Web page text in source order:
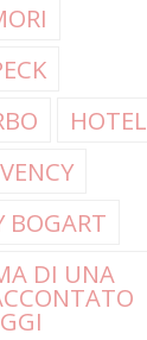
HOTEL
BOGART
DI UNA